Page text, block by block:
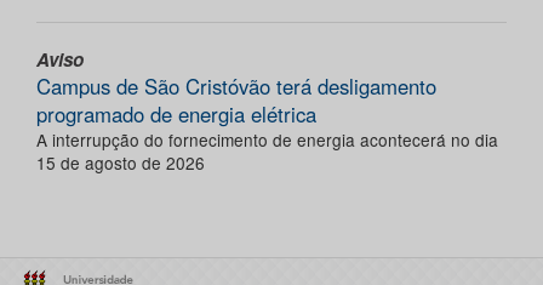
Aviso
Campus de São Cristóvão terá desligamento
programado de energia elétrica
A interrupção do fornecimento de energia acontecerá no dia
15 de agosto de 2026